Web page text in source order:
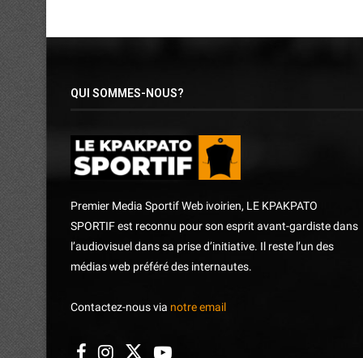
QUI SOMMES-NOUS?
Premier Media Sportif Web ivoirien, LE KPAKPATO
SPORTIF est reconnu pour son esprit avant-gardiste dans
l’audiovisuel dans sa prise d’initiative. Il reste l’un des
médias web préféré des internautes.
Contactez-nous via notre email